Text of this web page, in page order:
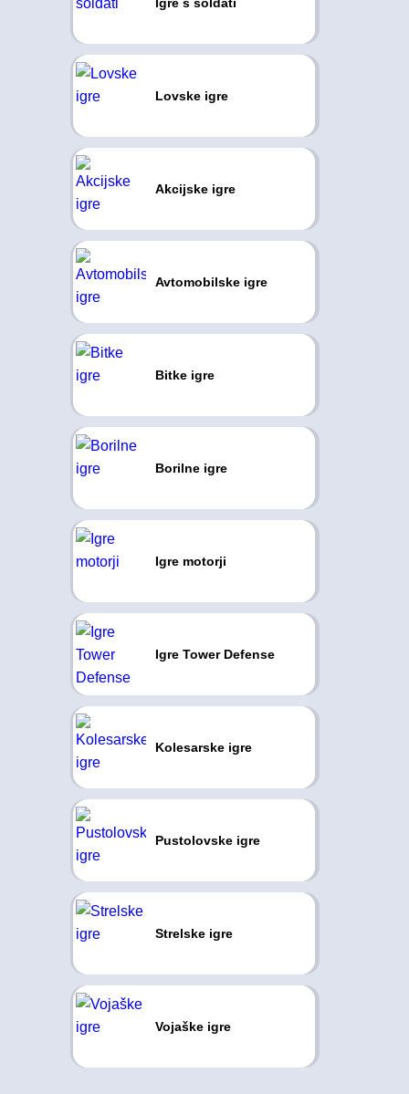
Lovske igre
Akcijske igre
Avtomobilske igre
Bitke igre
Borilne igre
Igre motorji
Igre Tower Defense
Kolesarske igre
Pustolovske igre
Strelske igre
Vojaške igre